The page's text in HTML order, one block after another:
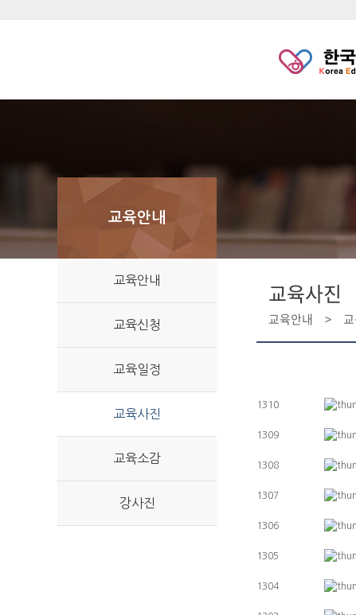
교육안내
교육안내
교육신청
교육일정
교육사진
교육소감
강사진
교육사진
교육안내
1310
1309
1308
1307
1306
1305
1304